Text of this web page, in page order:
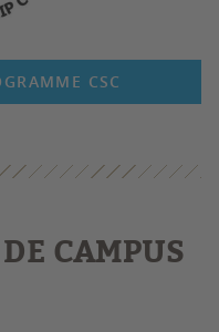
CSC
CAMPUS